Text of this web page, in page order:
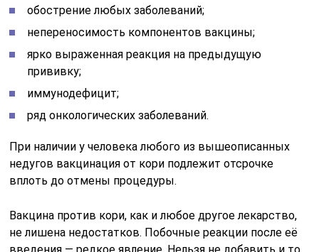
обострение любых заболеваний;
непереносимость компонентов вакцины;
ярко выраженная реакция на предыдущую
прививку;
иммунодефицит;
ряд онкологических заболеваний.
При наличии у человека любого из вышеописанных
недугов вакцинация от кори подлежит отсрочке
вплоть до отмены процедуры.
Вакцина против кори, как и любое другое лекарство,
не лишена недостатков. Побочные реакции после её